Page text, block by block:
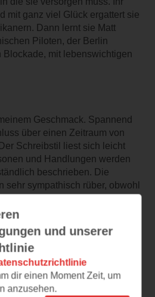
mit ganz viel Glück ergattert sie
Dann lernt sie Matt
Piloten, der Berlin
mit lebenswichtigen
Geschmack. Spannend
über einen Zeitraum von
Schreibstil liest sich leicht
und Handlungen werden
beschrieben. Die
sehr sympathisch rüber, obwohl
schütteln können. Es ist ein
kann, spannend, eine
die aber nicht kitschig ist und
Pathos. Perfekt.
für alle Leser
und unserer
dir einen Moment Zeit, um
anzusehen.